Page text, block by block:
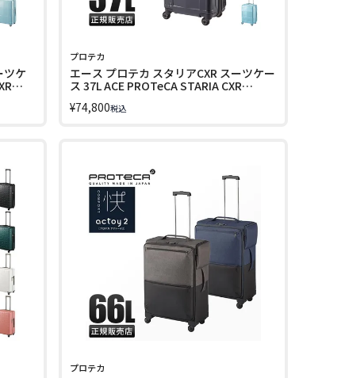
ツケ
プロテカ
エース プロテカ スタリアCXR スーツケー
ス 37L ACE PROTeCA STARIA CXR
¥74,800税込
プロテカ